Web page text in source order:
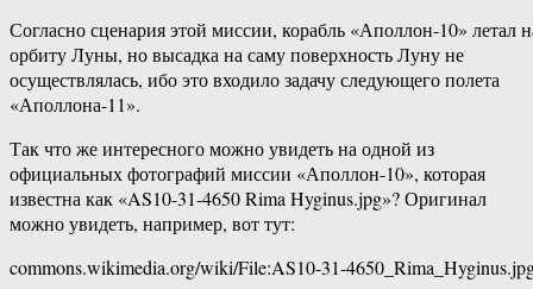
Согласно сценария этой миссии, корабль «Аполлон-10» летал
орбиту Луны, но высадка на саму поверхность Луну не
осуществлялась, ибо это входило задачу следующего полета
«Аполлона-11».
Так что же интересного можно увидеть на одной из
официальных фотографий миссии «Аполлон-10», которая
известна как «AS10-31-4650 Rima Hyginus.jpg»? Оригинал
можно увидеть, например, вот тут:
commons.wikimedia.org/wiki/File:AS10-31-